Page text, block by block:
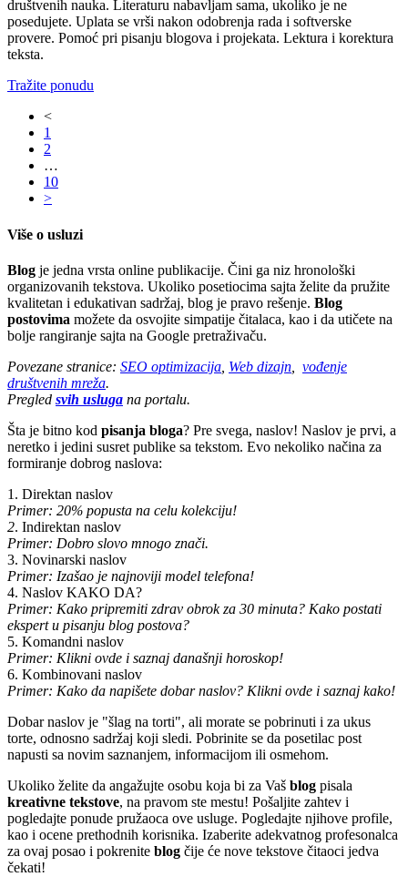
društvenih nauka. Literaturu nabavljam sama, ukoliko je ne
posedujete. Uplata se vrši nakon odobrenja rada i softverske
provere. Pomoć pri pisanju blogova i projekata. Lektura i korektura
teksta.
Tražite ponudu
<
1
2
…
10
>
Više o usluzi
Blog je jedna vrsta online publikacije. Čini ga niz hronološki
organizovanih tekstova. Ukoliko posetiocima sajta želite da pružite
kvalitetan i edukativan sadržaj, blog je pravo rešenje. Blog
postovima možete da osvojite simpatije čitalaca, kao i da utičete na
bolje rangiranje sajta na Google pretraživaču.
Povezane stranice: SEO optimizacija Web dizajn
vođenje
društvenih mreža.
Pregled svih usluga na portalu.
Šta je bitno kod pisanja bloga? Pre svega, naslov! Naslov je prvi, a
neretko i jedini susret publike sa tekstom. Evo nekoliko načina za
formiranje dobrog naslova:
1. Direktan naslov
Primer: 20% popusta na celu kolekciju!
2. Indirektan naslov
Primer: Dobro slovo mnogo znači.
3. Novinarski naslov
Primer: Izašao je najnoviji model telefona!
4. Naslov KAKO DA?
Primer: Kako pripremiti zdrav obrok za 30 minuta? Kako postati
ekspert u pisanju blog postova?
5. Komandni naslov
Primer: Klikni ovde i saznaj današnji horoskop!
6. Kombinovani naslov
Primer: Kako da napišete dobar naslov? Klikni ovde i saznaj kako!
Dobar naslov je "šlag na torti", ali morate se pobrinuti i za ukus
torte, odnosno sadržaj koji sledi. Pobrinite se da posetilac post
napusti sa novim saznanjem, informacijom ili osmehom.
Ukoliko želite da angažujte osobu koja bi za Vaš blog pisala
kreativne tekstove, na pravom ste mestu! Pošaljite zahtev i
pogledajte ponude pružaoca ove usluge. Pogledajte njihove profile,
kao i ocene prethodnih korisnika. Izaberite adekvatnog profesonalca
za ovaj posao i pokrenite blog čije će nove tekstove čitaoci jedva
čekati!